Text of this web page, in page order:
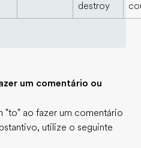
destroy
um comentário ou
"to" ao fazer um comentário
utilize o seguinte